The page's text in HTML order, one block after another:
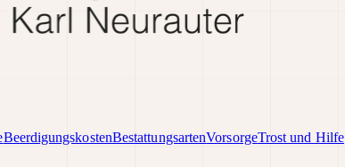
BeerdigungskostenBestattungsartenVorsorgeTrost und Hilfe